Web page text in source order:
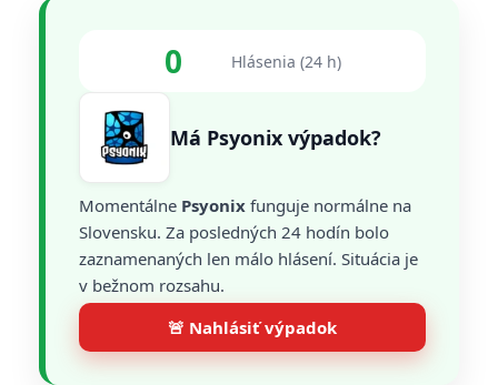
0 Hlásenia (24 h)
Má Psyonix výpadok?
Momentálne Psyonix funguje normálne na
Slovensku. Za posledných 24 hodín bolo
zaznamenaných len málo hlásení. Situácia je
v bežnom rozsahu.
🚨 Nahlásiť výpadok